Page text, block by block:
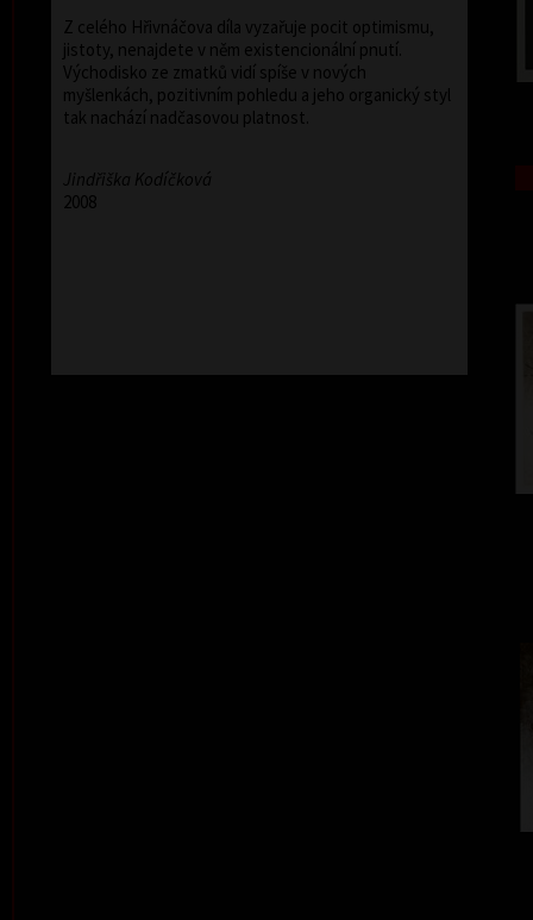
Z celého Hřivnáčova díla vyzařuje pocit optimismu,
jistoty, nenajdete v něm existencionální pnutí.
Východisko ze zmatků vidí spíše v nových
myšlenkách, pozitivním pohledu a jeho organický styl
tak nachází nadčasovou platnost.
Jindřiška Kodíčková
2008